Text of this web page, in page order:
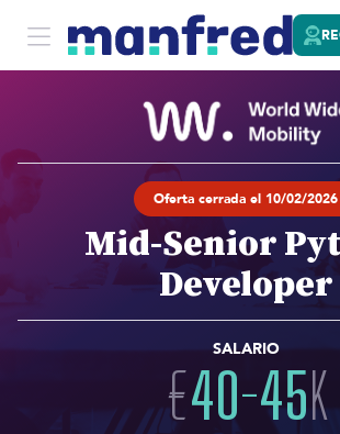
Oferta cerrada el 10/02/2026
Mid-Senior
Developer
SALARIO
€40-45K